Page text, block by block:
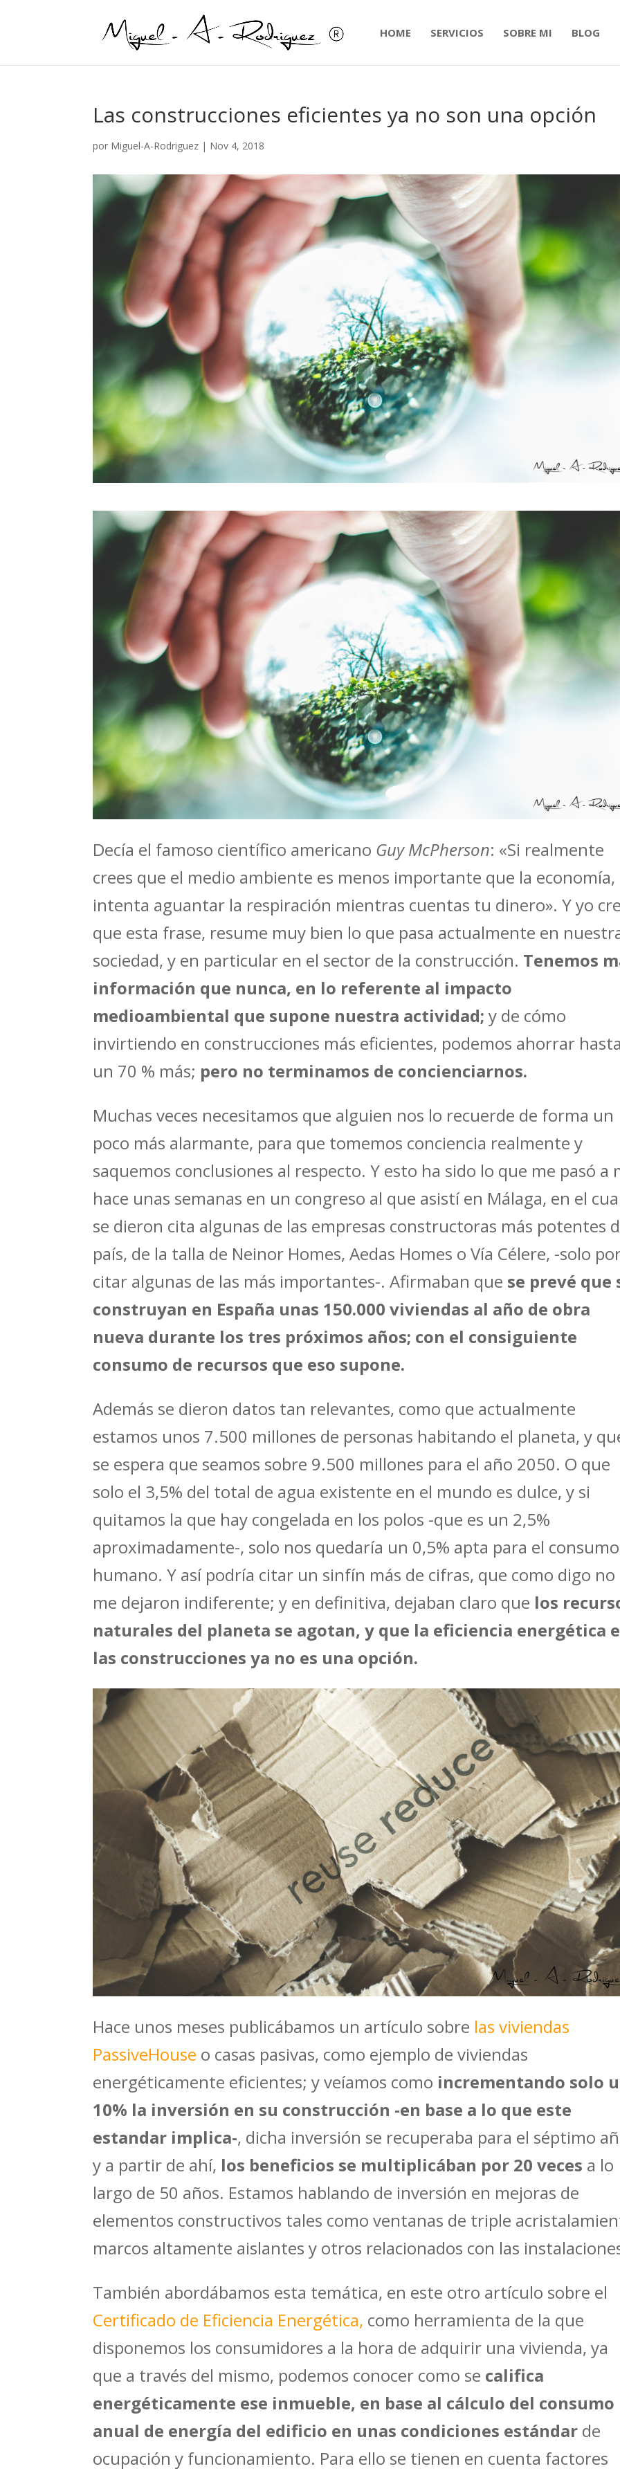
HOME SERVICIOS SOBRE MI BLOG
Las construcciones eficientes ya no son una opción
por Miguel-A-Rodriguez | Nov 4, 2018
Decía el famoso científico americano Guy McPherson: «Si realmente
crees que el medio ambiente es menos importante que la economía,
intenta aguantar la respiración mientras cuentas tu dinero». Y yo
que esta frase, resume muy bien lo que pasa actualmente en
sociedad, y en particular en el sector de la construcción. Tenemos
información que nunca, en lo referente al impacto
medioambiental que supone nuestra actividad;y de cómo
invirtiendo en construcciones más eficientes, podemos ahorrar hasta
un 70 % más; pero no terminamos de concienciarnos.
Muchas veces necesitamos que alguien nos lo recuerde de forma un
poco más alarmante, para que tomemos conciencia realmente y
saquemos conclusiones al respecto. Y esto ha sido lo que me pasó a
hace unas semanas en un congreso al que asistí en Málaga, en el
se dieron cita algunas de las empresas constructoras más potentes
país, de la talla de Neinor Homes, Aedas Homes o Vía Célere, -solo
citar algunas de las más importantes-. Afirmaban que se prevé que
construyan en España unas 150.000 viviendas al año de obra
nueva durante los tres próximos años; con el consiguiente
consumo de recursos que eso supone.
Además se dieron datos tan relevantes, como que actualmente
estamos unos 7.500 millones de personas habitando el planeta, y
se espera que seamos sobre 9.500 millones para el año 2050. O que
solo el 3,5% del total de agua existente en el mundo es dulce, y si
quitamos la que hay congelada en los polos -que es un 2,5%
aproximadamente-, solo nos quedaría un 0,5% apta para el consumo
humano. Y así podría citar un sinfín más de cifras, que como digo no
me dejaron indiferente; y en definitiva, dejaban claro que los
naturales del planeta se agotan, y que la eficiencia energética
las construcciones ya no es una opción.
Hace unos meses publicábamos un artículo sobre las viviendas
PassiveHouse o casas pasivas, como ejemplo de viviendas
energéticamente eficientes; y veíamos como incrementando solo
10% la inversión en su construcción -en base a lo que este
estandar implica-, dicha inversión se recuperaba para el séptimo
y a partir de ahí, los beneficios se multiplicában por 20 veces a lo
largo de 50 años. Estamos hablando de inversión en mejoras de
elementos constructivos tales como ventanas de triple
marcos altamente aislantes y otros relacionados con las
También abordábamos esta temática, en este otro artículo sobre el
Certificado de Eficiencia Energética, como herramienta de la que
disponemos los consumidores a la hora de adquirir una vivienda, ya
que a través del mismo, podemos conocer como se califica
energéticamente ese inmueble, en base al cálculo del consumo
anual de energía del edificio en unas condiciones estándar de
ocupación y funcionamiento. Para ello se tienen en cuenta factores